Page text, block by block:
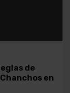
de
en